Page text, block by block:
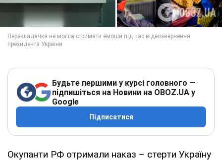
Будьте першими у курсі головного —
підпишіться на Новини на OBOZ.UA у
Google
Підписатися
Окупанти РФ отримали наказ – стерти Україну